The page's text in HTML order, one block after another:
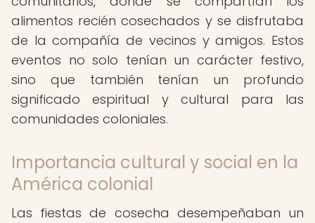
alimentos recién cosechados y se disfrutaba
de la compañía de vecinos y amigos. Estos
eventos no solo tenían un carácter festivo,
sino que también tenían un profundo
significado espiritual y cultural para las
comunidades coloniales.
Importancia cultural y social en la
América colonial
Las fiestas de cosecha desempeñaban un